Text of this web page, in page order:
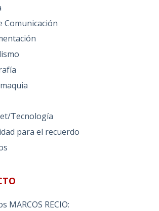
Comunicación
Tecnología
para el recuerdo
MARCOS RECIO: